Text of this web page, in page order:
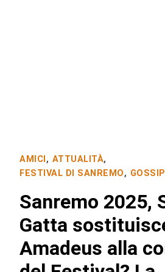
AMICI, ATTUALITÀ,
FESTIVAL DI SANREMO, GOSSIP
Sanremo 2025,
Gatta
Amadeus alla